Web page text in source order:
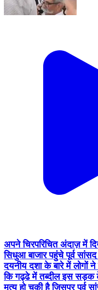
अपने चिरपरिचित अंदाज़ में
सिधुआ बाजार पहुंचे पूर्व
दयनीय दशा के बारे में लोगों
कि गढ्ढे में तब्दील इस सड़क
मृत्यु हो चुकी है जिसपर पूर्व